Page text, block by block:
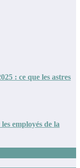
: ce que les astres
employés de la